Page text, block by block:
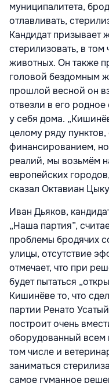
муниципалитета,
отлавливать,
Кандидат призывает
стерилизовать, в
животных. Он также
головой бездомным
прошлой весной он
отвезли в его
у себя дома.
целому ряду пунктов,
финансированием,
реалий, мы возьмём
европейских
сказал Октавиан
Иван Дьяков,
„Наша партия”,
проблемы бродячих
улицы, отсутствие
отмечает, что при
будет пытаться
Кишинёве то, что
партии Ренато
построит очень
оборудованный всем
том числе и
заниматься
самое гуманное